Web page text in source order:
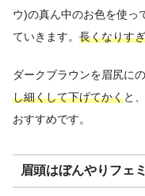
ウ)の真ん中のお色を使っ
ていきます。 長くなりす
ダークブラウンを眉尻に
し細くして下げてかくと
おすすめです。
眉頭はぼんやりフェ